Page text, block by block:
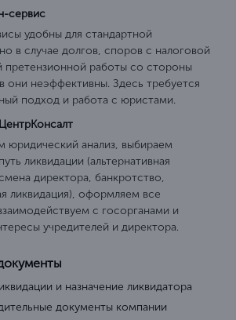
сервис
удобны для стандартной
в случае долгов, споров с налоговой
претензионной работы со стороны
они неэффективны. Здесь требуется
подход и работа с юристами.
юридический анализ, выбираем
ликвидации (альтернативная
директора, банкротство,
ликвидация), оформляем все
с госорганами и
учредителей и директора.
и назначение ликвидатора
документы компании